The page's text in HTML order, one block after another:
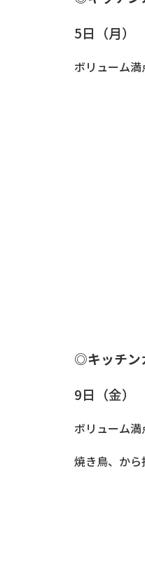
5日（月）
ボリューム
◎キッチン
9日（金）
ボリューム満
焼き鳥、から